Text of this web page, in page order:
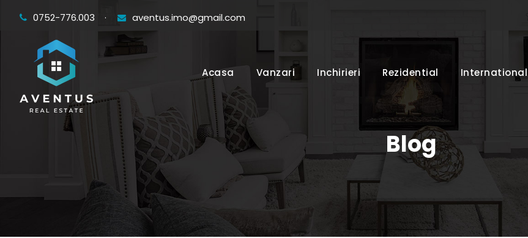
0752-776.003 · aventus.imo@gmail.com
Acasa Vanzari Inchirieri Rezidential International
Blog